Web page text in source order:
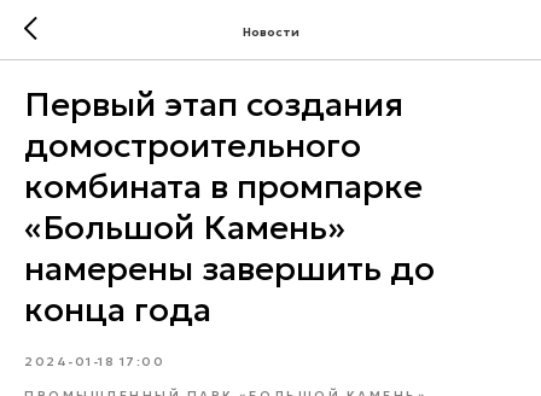
Новости
Первый этап создания
домостроительного
комбината в промпарке
«Большой Камень»
намерены завершить до
конца года
2024-01-18 17:00